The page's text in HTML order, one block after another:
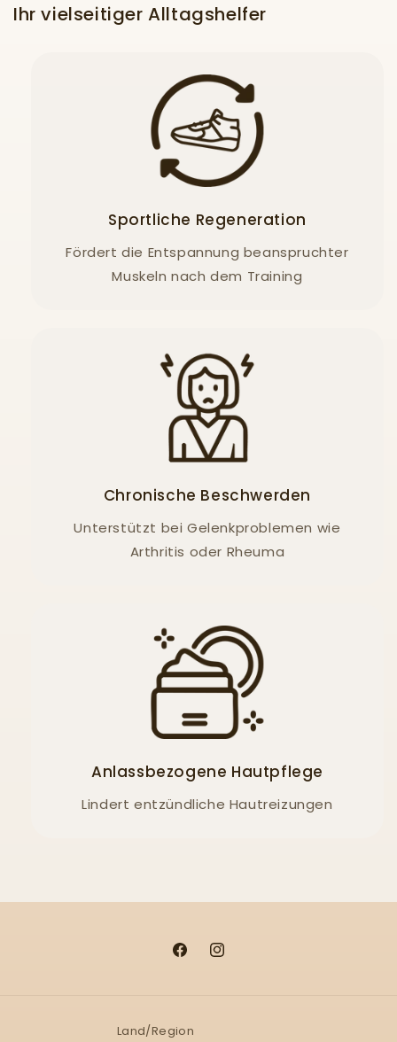
Ihr vielseitiger Alltagshelfer
Sportliche Regeneration
Fördert die Entspannung beanspruchter
Muskeln nach dem Training
Chronische Beschwerden
Unterstützt bei Gelenkproblemen wie
Arthritis oder Rheuma
Anlassbezogene Hautpflege
Lindert entzündliche Hautreizungen
FacebookInstagram
Land/Region